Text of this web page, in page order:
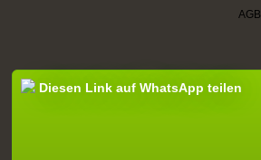
AGB
Diesen Link auf WhatsApp teilen